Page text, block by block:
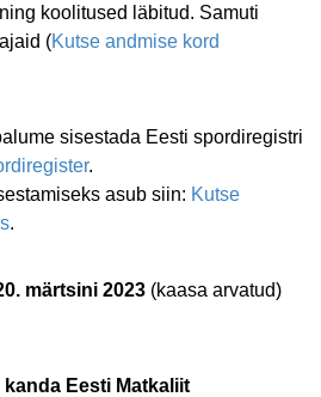
koolitused läbitud. Samuti
(Kutse andmise kord
sisestada Eesti spordiregistri
.
asub siin: Kutse
.
märtsini 2023 (kaasa arvatud)
Eesti Matkaliit